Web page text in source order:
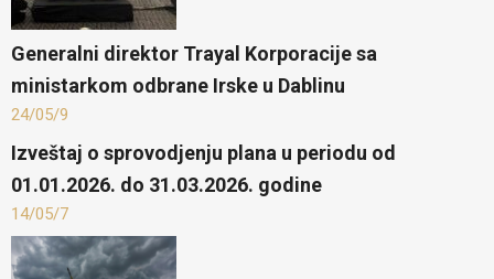
Generalni direktor Trayal Korporacije sa
ministarkom odbrane Irske u Dablinu
24/05/9
​Izveštaj o sprovodjenju plana u periodu od
01.01.2026. do 31.03.2026. godine
14/05/7